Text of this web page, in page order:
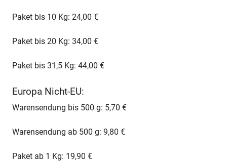
Paket bis 10 Kg: 24,00 €
Paket bis 20 Kg: 34,00 €
Paket bis 31,5 Kg: 44,00 €
Europa Nicht-EU:
Warensendung bis 500 g: 5,70 €
Warensendung ab 500 g: 9,80 €
Paket ab 1 Kg: 19,90 €